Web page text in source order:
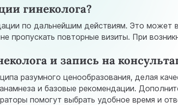
гинеколога?
по дальнейшим действиям. Это
пропускать повторные визиты. При
и запись на
разумного ценообразования, делая
и базовые рекомендации.
помогут выбрать удобное время и